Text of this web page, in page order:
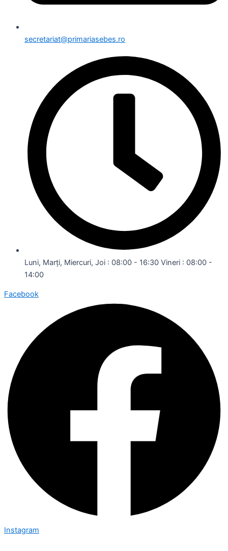
secretariat@primariasebes.ro
Luni, Marți, Miercuri, Joi : 08:00 - 16:30 Vineri : 08:00 -
14:00
Facebook
Instagram